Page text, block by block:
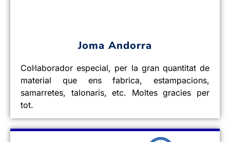
Joma Andorra
Col·laborador especial, per la gran quantitat de
material que ens fabrica, estampacions,
samarretes, talonaris, etc. Moltes gracies per
tot.